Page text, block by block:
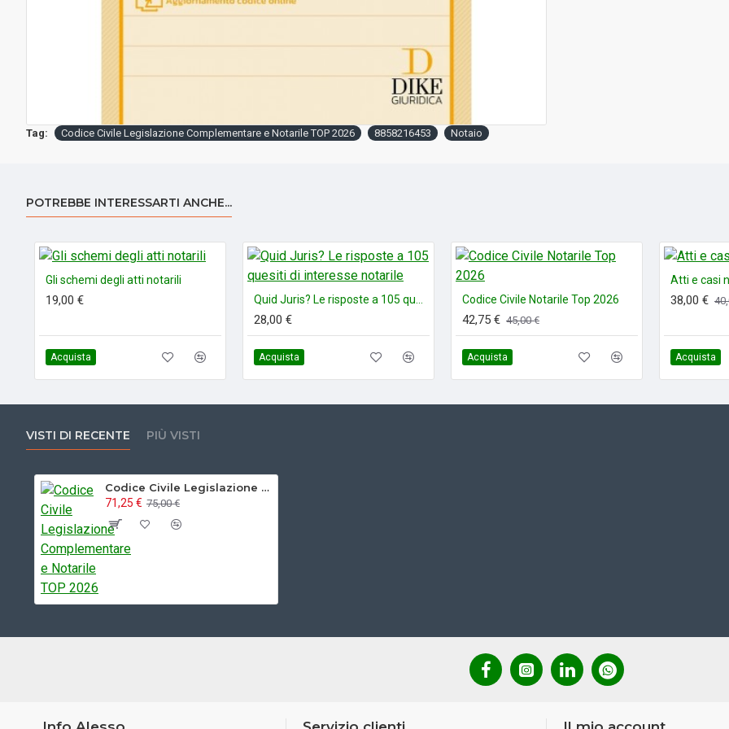
Tag: Codice Civile Legislazione Complementare e Notarile TOP 2026 8858216453 Notaio
POTREBBE INTERESSARTI ANCHE...
Gli schemi degli atti notarili
19,00 €
Acquista
28,00 €
Acquista
Codice Civile Notarile Top 2026
42,75 € 45,00 €
Acquista
Atti e casi
38,00 €
Acquista
VISTI DI RECENTE PIÙ VISTI
Codice Civile Legislazione Complementare e Notarile TOP 2026
71,25 € 75,00 €